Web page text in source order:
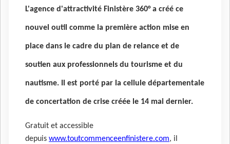
L'agence d'attractivité Finistère 360° a créé ce
nouvel outil comme la première action mise en
place dans le cadre du plan de relance et de
soutien aux professionnels du tourisme et du
nautisme. Il est porté par la cellule départementale
de concertation de crise créée le 14 mai dernier.
Gratuit et accessible
depuis www.toutcommenceenfinistere.com, il